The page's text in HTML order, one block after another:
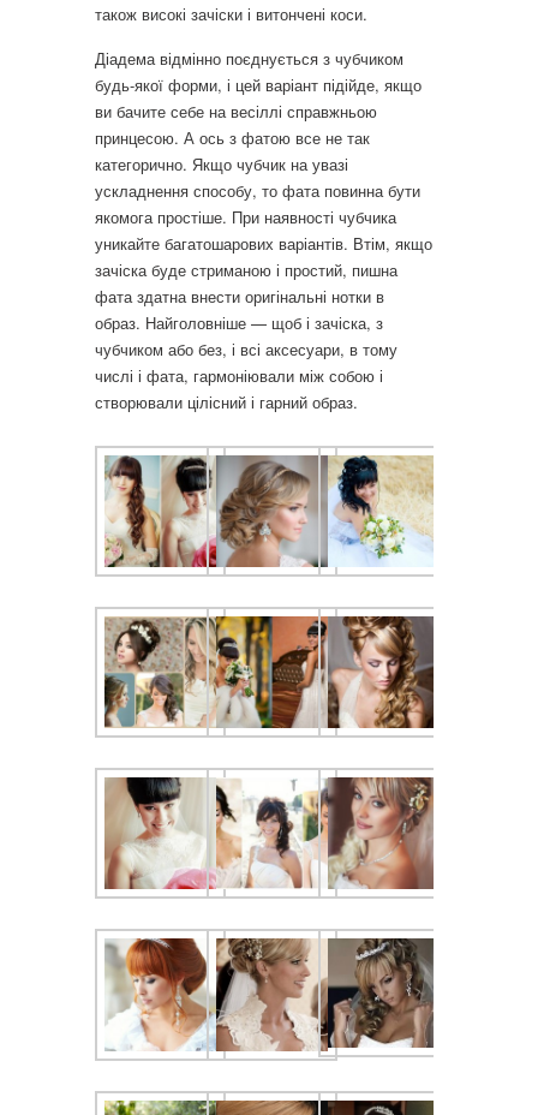
також високі зачіски і витончені коси.
Діадема відмінно поєднується з чубчиком
будь-якої форми, і цей варіант підійде, якщо
ви бачите себе на весіллі справжньою
принцесою. А ось з фатою все не так
категорично. Якщо чубчик на увазі
ускладнення способу, то фата повинна бути
якомога простіше. При наявності чубчика
уникайте багатошарових варіантів. Втім, якщо
зачіска буде стриманою і простий, пишна
фата здатна внести оригінальні нотки в
образ. Найголовніше — щоб і зачіска, з
чубчиком або без, і всі аксесуари, в тому
числі і фата, гармоніювали між собою і
створювали цілісний і гарний образ.